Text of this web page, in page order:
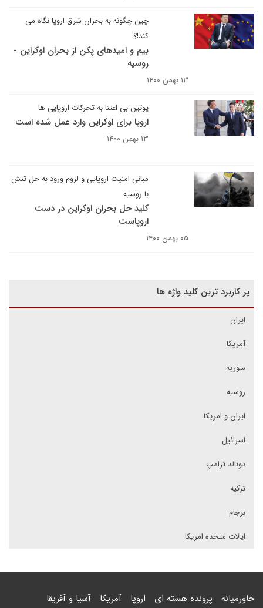
چین چگونه به بحران شرق اروپا نگاه می
کند!؟
بیم و امیدهای پکن از بحران اوکراین -
روسیه
۱۳ بهمن ۱۴۰۰
پوتین بی اعتنا به تحرکات اروپایی ها
اروپا برای اوکراین وارد عمل شده است
۱۳ بهمن ۱۴۰۰
مبانی امنیت اروپایی و لزوم ورود به حل تنش
با روسیه
کلید حل بحران اوکراین در دست
اروپاست
۰۵ بهمن ۱۴۰۰
پر کاربرد ترین کلید واژه ها
ایران
آمریکا
سوریه
روسیه
ایران و امریکا
اسرائیل
دونالد ترامپ
ترکیه
برجام
ایالات متحده امریکا
خاورمیانه پرونده هسته ای اروپا آمریکا آسیا و آفریقا